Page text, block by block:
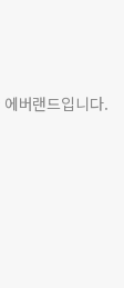
버랜드입니다.